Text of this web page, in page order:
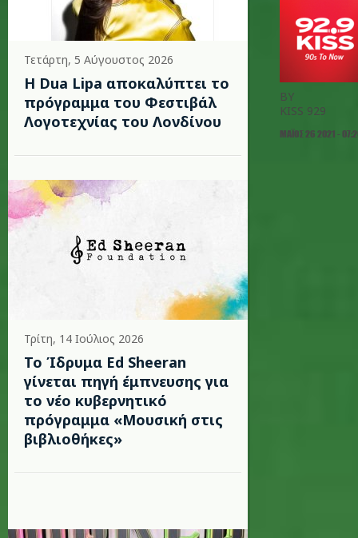
Τετάρτη, 5 Αύγουστος 2026
Η Dua Lipa αποκαλύπτει το
πρόγραμμα του Φεστιβάλ
Λογοτεχνίας του Λονδίνου
Τρίτη, 14 Ιούλιος 2026
Το Ίδρυμα Ed Sheeran
γίνεται πηγή έμπνευσης για
το νέο κυβερνητικό
πρόγραμμα «Μουσική στις
βιβλιοθήκες»
BY
KISS 929
ΜΆΙΟΣ 26 2021 -